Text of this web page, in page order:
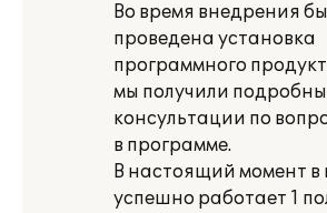
Во время внедрения
проведена установка
программного
мы получили
консультации по
в программе.
В настоящий момент в
успешно работает 1